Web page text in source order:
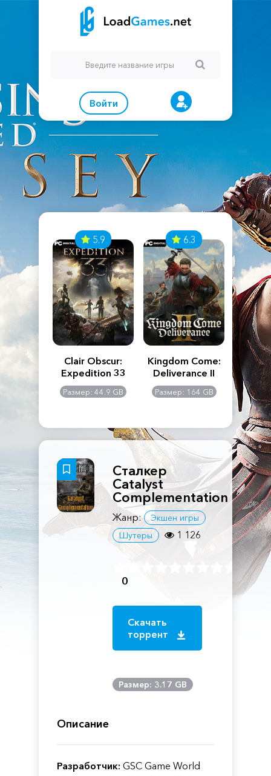
Войти
Creed
5.9
Clair Obscur:
Expedition 33
Размер: 44.9 GB
6.3
Kingdom Come:
Deliverance II
Размер: 164 GB
The
Сталкер
Catalyst
Complementation
Жанр:
Экшен игры
Шутеры
1 126
0
Скачать
торрент
Размер: 3.17 GB
Описание
Разработчик: GSC Game World